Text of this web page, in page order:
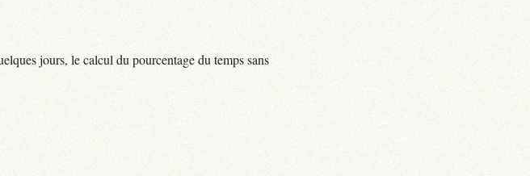
jours, le calcul du pourcentage du temps sans